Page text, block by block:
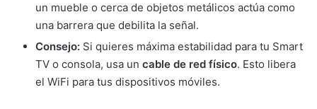
un mueble o cerca de objetos metálicos actúa como
una barrera que debilita la señal.
Consejo: Si quieres máxima estabilidad para tu Smart
TV o consola, usa un cable de red físico. Esto libera
el WiFi para tus dispositivos móviles.